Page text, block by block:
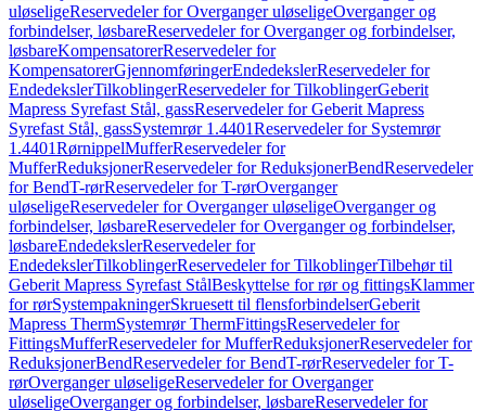
uløseligeReservedeler for Overganger uløseligeOverganger og
forbindelser, løsbareReservedeler for Overganger og forbindelser,
løsbareKompensatorerReservedeler for
KompensatorerGjennomføringerEndedekslerReservedeler for
EndedekslerTilkoblingerReservedeler for TilkoblingerGeberit
Mapress Syrefast Stål, gassReservedeler for Geberit Mapress
Syrefast Stål, gassSystemrør 1.4401Reservedeler for Systemrør
1.4401RørnippelMufferReservedeler for
MufferReduksjonerReservedeler for ReduksjonerBendReservedeler
for BendT-rørReservedeler for T-rørOverganger
uløseligeReservedeler for Overganger uløseligeOverganger og
forbindelser, løsbareReservedeler for Overganger og forbindelser,
løsbareEndedekslerReservedeler for
EndedekslerTilkoblingerReservedeler for TilkoblingerTilbehør til
Geberit Mapress Syrefast StålBeskyttelse for rør og fittingsKlammer
for rørSystempakningerSkruesett til flensforbindelserGeberit
Mapress ThermSystemrør ThermFittingsReservedeler for
FittingsMufferReservedeler for MufferReduksjonerReservedeler for
ReduksjonerBendReservedeler for BendT-rørReservedeler for T-
rørOverganger uløseligeReservedeler for Overganger
uløseligeOverganger og forbindelser, løsbareReservedeler for